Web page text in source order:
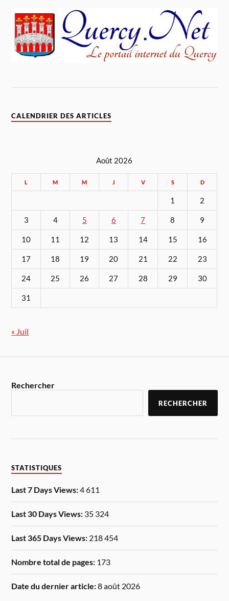
CALENDRIER DES ARTICLES
Août 2026
L M M J V S D
1 2
3 4 5 6 7 8 9
10 11 12 13 14 15 16
17 18 19 20 21 22 23
24 25 26 27 28 29 30
31
« Juil
Rechercher
RECHERCHER
STATISTIQUES
Last 7 Days Views:4 611
Last 30 Days Views: 35 324
Last 365 Days Views: 218 454
Nombre total de pages: 173
Date du dernier article:8 août 2026